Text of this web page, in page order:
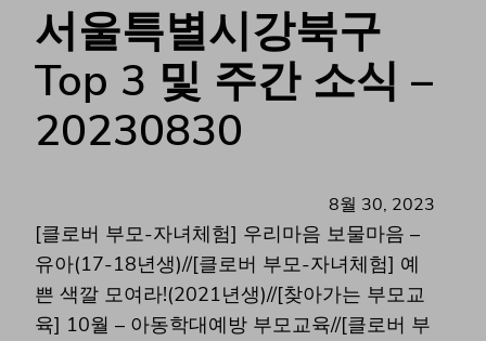
서울특별시강북구
Top 3 및 주간 소식 –
20230830
8월 30, 2023
[클로버 부모-자녀체험] 우리마음 보물마음 –
유아(17-18년생)//[클로버 부모-자녀체험] 예
쁜 색깔 모여라!(2021년생)//[찾아가는 부모교
육] 10월 – 아동학대예방 부모교육//[클로버 부